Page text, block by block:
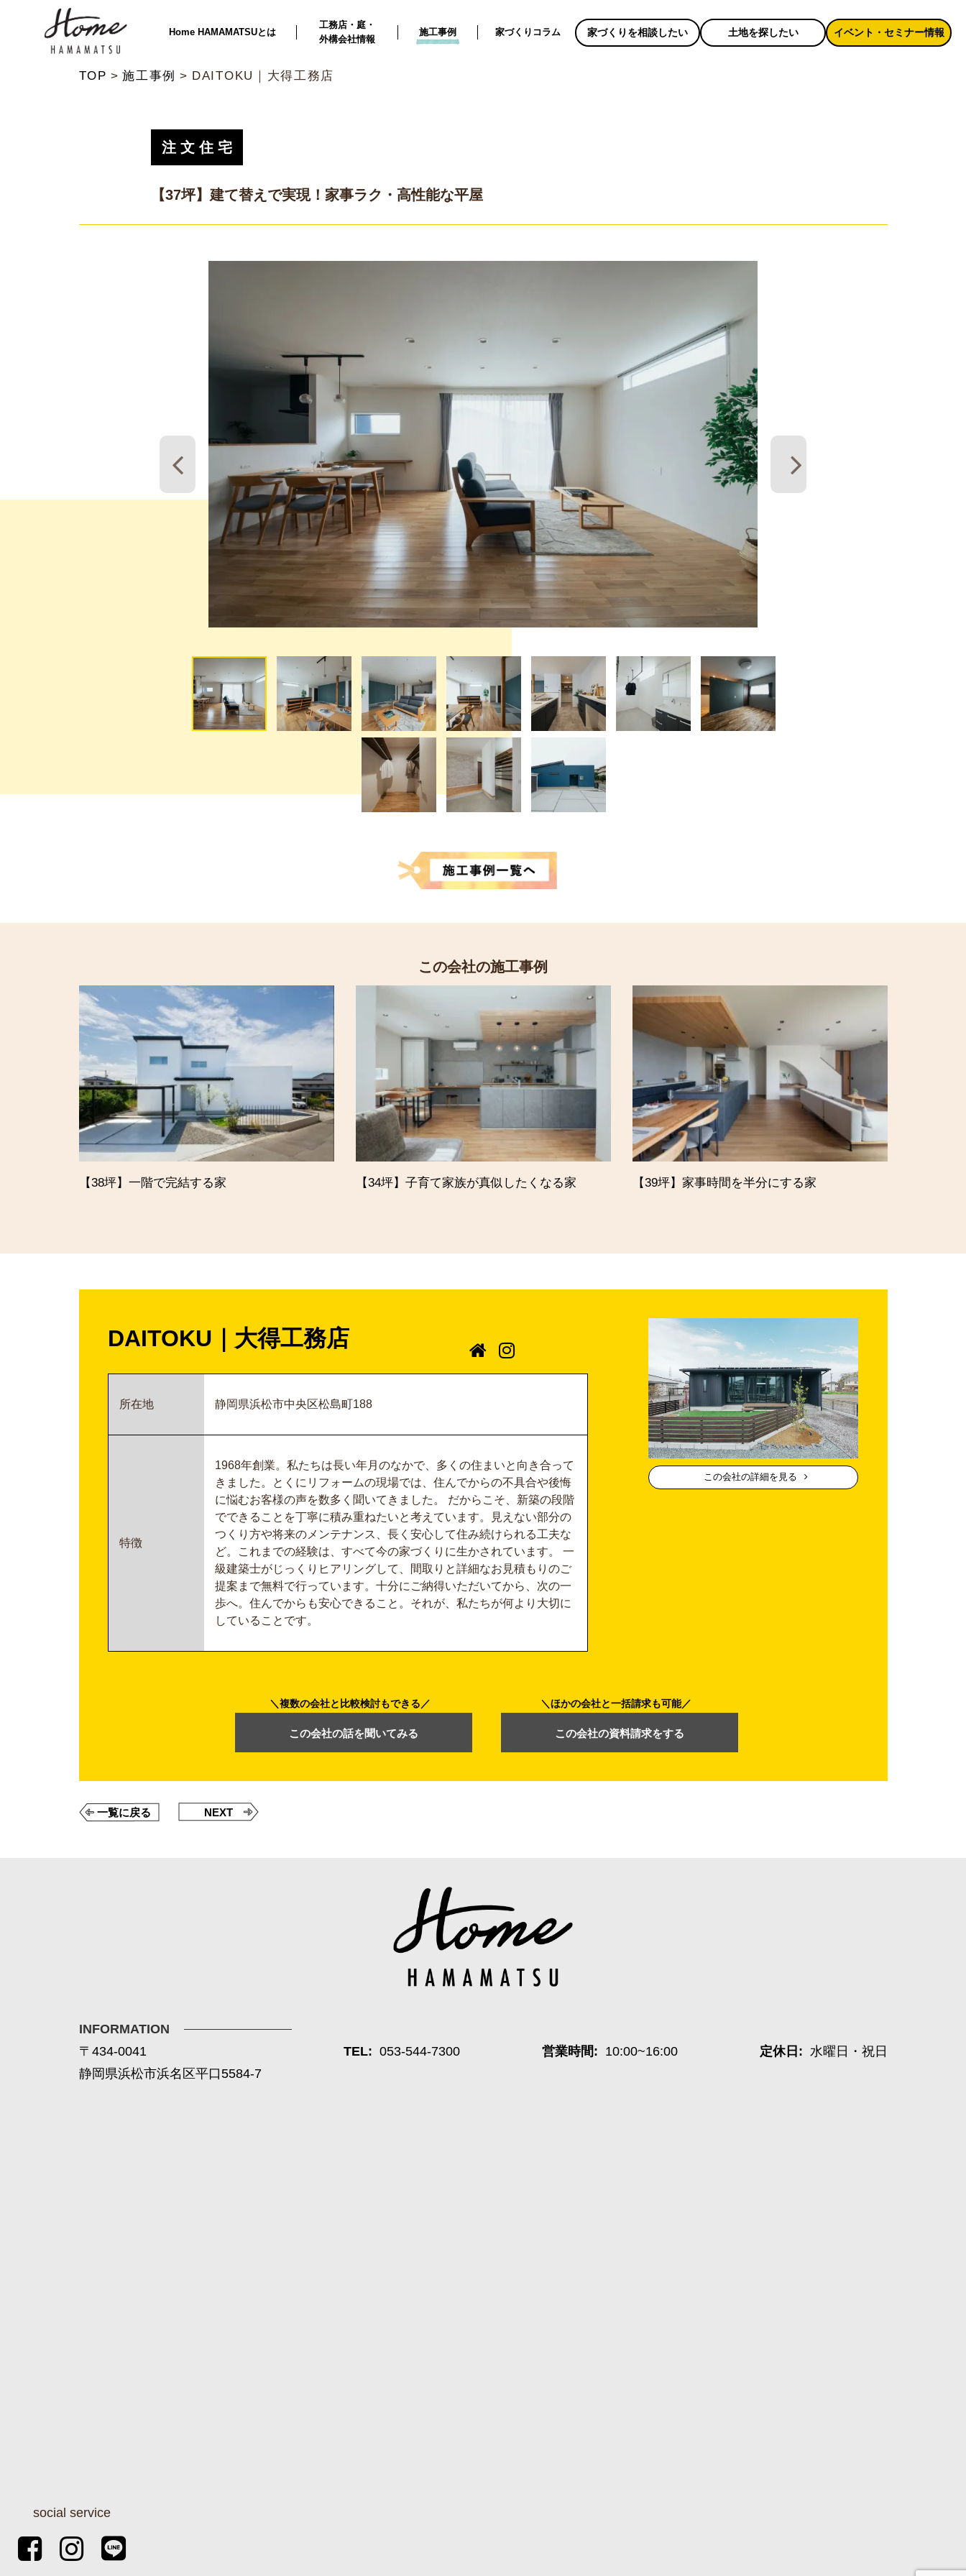
Home HAMAMATSUとは
工務店・庭・
外構会社情報
施工事例 家づくりコラム 家づくりを相談したい 土地を探したい イベント・セミナー情報
TOP 施工事例 DAITOKU｜大得工務店
注文住宅
【37坪】建て替えで実現！家事ラク・高性能な平屋
この会社の施工事例
【38坪】一階で完結する家 【34坪】子育て家族が真似したくなる家 【39坪】家事時間を半分にする家
DAITOKU 大得工務店
所在地 静岡県浜松市中央区松島町188
特徴
1968年創業。私たちは長い年月のなかで、多くの住まいと向き合って
きました。とくにリフォームの現場では、住んでからの不具合や後悔
に悩むお客様の声を数多く聞いてきました。 だからこそ、新築の段階
でできることを丁寧に積み重ねたいと考えています。見えない部分の
つくり方や将来のメンテナンス、長く安心して住み続けられる工夫な
ど。これまでの経験は、すべて今の家づくりに生かされています。 一
級建築士がじっくりヒアリングして、間取りと詳細なお見積もりのご
提案まで無料で行っています。十分にご納得いただいてから、次の一
歩へ。住んでからも安心できること。それが、私たちが何より大切に
していることです。
この会社の詳細を見る
複数の会社と比較検討もできる
この会社の話を聞いてみる
ほかの会社と一括請求も可能
この会社の資料請求をする
一覧に戻る NEXT
INFORMATION
〒434-0041
静岡県浜松市浜名区平口5584-7
TEL: 053-544-7300 営業時間: 10:00~16:00 定休日: 水曜日・祝日
social service